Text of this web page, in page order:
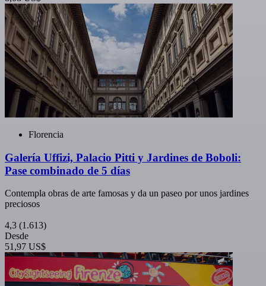
Florencia
Galería Uffizi, Palacio Pitti y Jardines de Boboli:
Pase combinado de 5 días
Contempla obras de arte famosas y da un paseo por unos jardines
preciosos
4,3 (1.613)
Desde
51,97 US$